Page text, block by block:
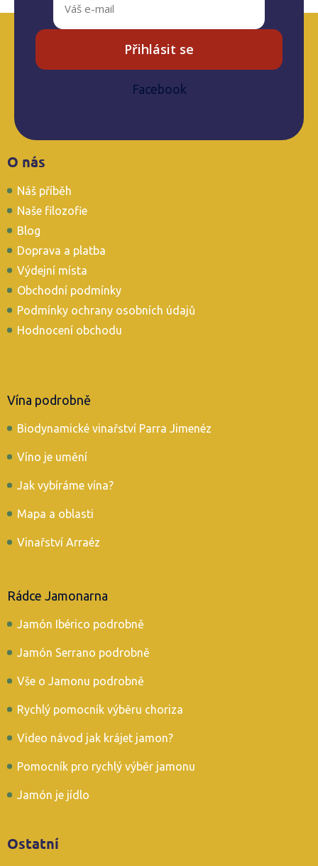
Přihlásit se
Facebook
O nás
Náš příběh
Naše filozofie
Blog
Doprava a platba
Výdejní místa
Obchodní podmínky
Podmínky ochrany osobních údajů
Hodnocení obchodu
Vína podrobně
Biodynamické vinařství Parra Jimenéz
Víno je umění
Jak vybíráme vína?
Mapa a oblasti
Vinařství Arraéz
Rádce Jamonarna
Jamón Ibérico podrobně
Jamón Serrano podrobně
Vše o Jamonu podrobně
Rychlý pomocník výběru choriza
Video návod jak krájet jamon?
Pomocník pro rychlý výběr jamonu
Jamón je jídlo
Ostatní